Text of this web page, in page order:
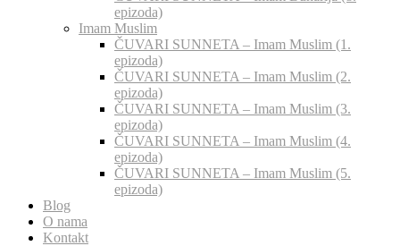
epizoda)
Imam Muslim
ČUVARI SUNNETA – Imam Muslim (1.
epizoda)
ČUVARI SUNNETA – Imam Muslim (2.
epizoda)
ČUVARI SUNNETA – Imam Muslim (3.
epizoda)
ČUVARI SUNNETA – Imam Muslim (4.
epizoda)
ČUVARI SUNNETA – Imam Muslim (5.
epizoda)
Blog
O nama
Kontakt